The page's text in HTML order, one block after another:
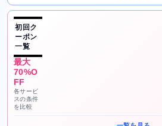
初回ク
ーポン
一覧
最大
70%O
FF
各サービ
スの条件
を比較